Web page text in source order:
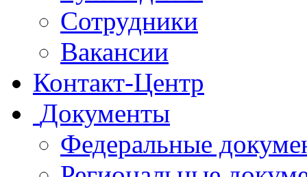
Сотрудники
Вакансии
Контакт-Центр
Документы
Федеральные